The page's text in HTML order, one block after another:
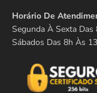
Horário De
Segunda À Sexta
Sábados Das 8h Às